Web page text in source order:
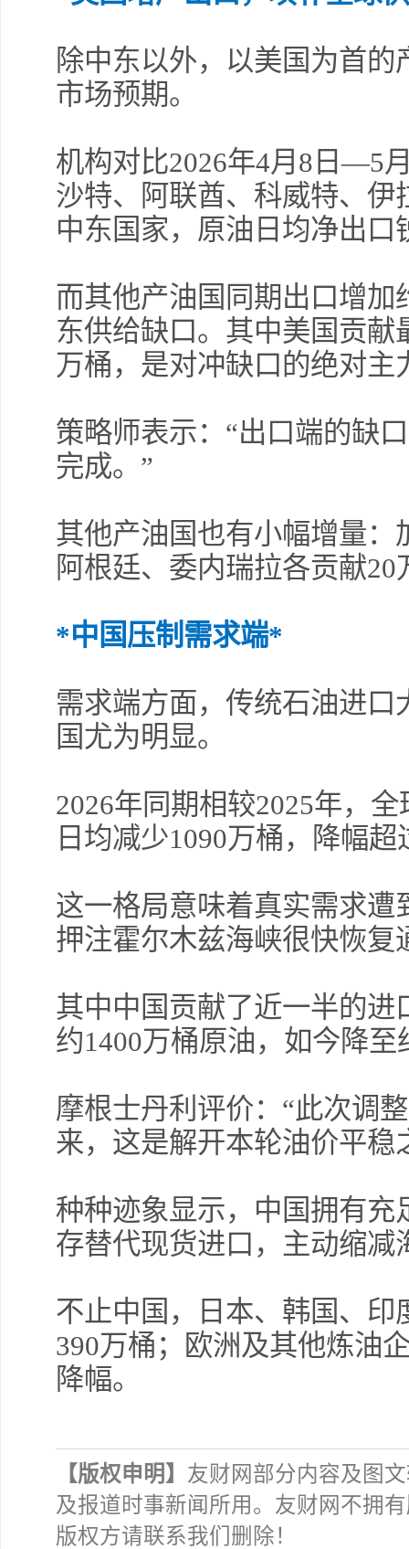
除中东以外，以美国为首
市场预期。
机构对比2026年4月8日—5
沙特、阿联酋、科威特、
中东国家，原油日均净出口
而其他产油国同期出口增
东供给缺口。其中美国贡献
万桶，是对冲缺口的绝对主
策略师表示：“出口端的缺
完成。”
其他产油国也有小幅增量：
阿根廷、委内瑞拉各贡献20
*中国压制需求端*
需求端方面，传统石油进
国尤为明显。
2026年同期相较2025年，
日均减少1090万桶，降幅
这一格局意味着真实需求
押注霍尔木兹海峡很快恢复
其中中国贡献了近一半的
约1400万桶原油，如今降至
摩根士丹利评价：“此次调
来，这是解开本轮油价平稳
种种迹象显示，中国拥有
存替代现货进口，主动缩减
不止中国，日本、韩国、
390万桶；欧洲及其他炼油
降幅。
【版权申明】 友财网部分内容及图
及报道时事新闻所用。友财网不拥
版权方请联系我们删除！